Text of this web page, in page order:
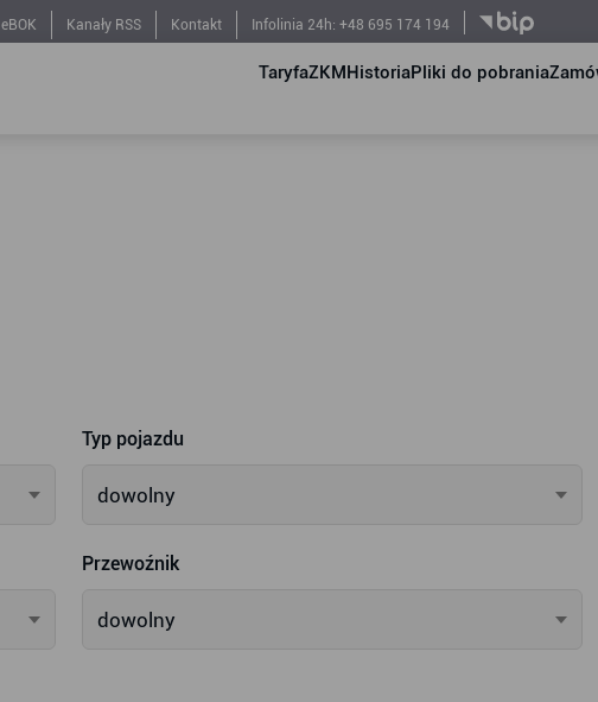
eBOK Kanały RSS Kontakt Infolinia 24h: +48 695 174 194
TaryfaZKMHistoriaPliki do pobrania
Typ pojazdu
dowolny
Przewoźnik
dowolny